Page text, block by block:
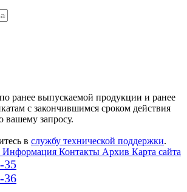
ранее выпускаемой продукции и ранее
с закончившимся сроком действия
вашему запросу.
в службу технической поддержки.
Информация Контакты Архив Карта сайта
35
36